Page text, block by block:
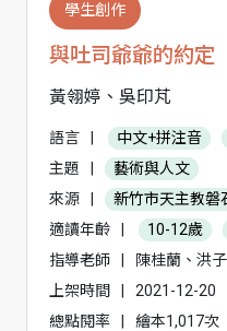
學生創作
與吐司爺爺的約定
黃翎婷、吳印芃
語言 中文+拼注音
主題
藝術與人文
來源
新竹市天主教磐
適讀年齡
10-12歲
指導老師
陳桂蘭、洪
上架時間
2021-12-20
總點閱率
繪本1,017次